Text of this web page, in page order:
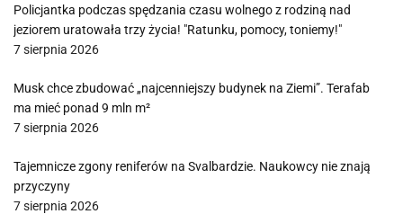
Policjantka podczas spędzania czasu wolnego z rodziną nad
jeziorem uratowała trzy życia! "Ratunku, pomocy, toniemy!"
7 sierpnia 2026
Musk chce zbudować „najcenniejszy budynek na Ziemi”. Terafab
ma mieć ponad 9 mln m²
7 sierpnia 2026
Tajemnicze zgony reniferów na Svalbardzie. Naukowcy nie znają
przyczyny
7 sierpnia 2026